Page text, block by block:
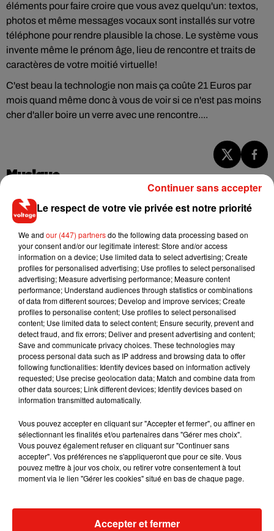
éléments pour faire croire que vous avez quelqu'un: textos,
photos et même messages vocaux sont installés sur votre
téléphone pour rendre plausible la chose. Le système vous
invente même le prénom âge, lieu de rencontre et traits de
caractères de votre moitié virtuelle!
C'est beau la technologie non mais ça coûte 21 Euros par
mois quand même donc à vous de voir si ce n'est pas moins
cher d'aller boire un verre avec une rencontre....
Musique
7 août 2026
collaboration tant attendue
6 août 2026
Il y a 10 ans, DJ Snake changeait de
dimension avec son premier...
3 août 2026
Fred again.. et Latin Mafia dévoilent enfin
leur mixtape créée en...
31 juillet 2026
Swedish House Mafia et Lykke Li
dévoilent « Happiness Is So Sad »
Le respect de votre vie privée est notre priorité
We and our (447) partnersdo the following data processing based on
your consent and/or our legitimate interest: Store and/or access
information on a device; Use limited data to select advertising; Create
profiles for personalised advertising; Use profiles to select personalised
advertising; Measure advertising performance; Measure content
performance; Understand audiences through statistics or combinations
of data from different sources; Develop and improve services; Create
profiles to personalise content; Use profiles to select personalised
content; Use limited data to select content; Ensure security, prevent and
detect fraud, and fix errors; Deliver and present advertising and content;
Save and communicate privacy choices. These technologies may
process personal data such as IP address and browsing data to offer
following functionalities: Identify devices based on information actively
requested; Use precise geolocation data; Match and combine data from
other data sources; Link different devices; Identify devices based on
information transmitted automatically.
Vous pouvez accepter en cliquant sur "Accepter et fermer", ou affiner en
sélectionnant les finalités et/ou partenaires dans "Gérer mes choix".
Vous pouvez également refuser en cliquant sur "Continuer sans
accepter". Vos préférences ne s'appliqueront que pour ce site. Vous
pouvez mettre à jour vos choix, ou retirer votre consentement à tout
moment via le lien "Gérer les cookies" situé en bas de chaque page.
Accepter et fermer
Continuer sans accepter